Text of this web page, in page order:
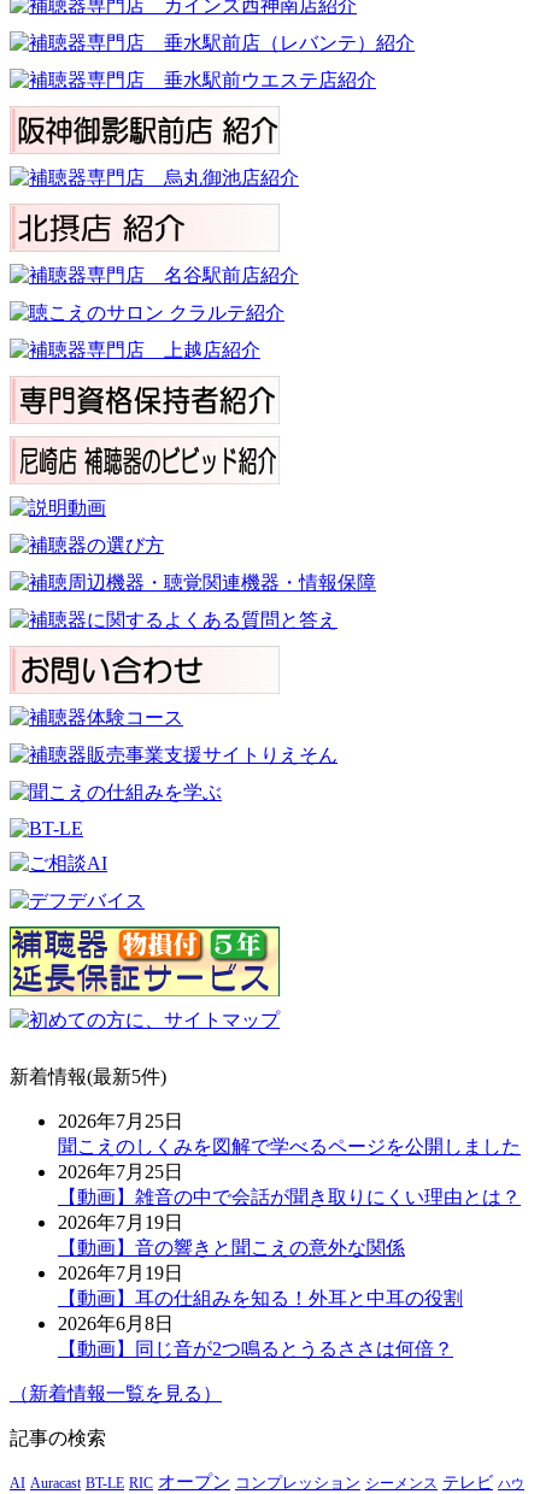
新着情報(最新5件)
2026年7月25日
聞こえのしくみを図解で学べるページを公開しました
2026年7月25日
【動画】雑音の中で会話が聞き取りにくい理由とは？
2026年7月19日
【動画】音の響きと聞こえの意外な関係
2026年7月19日
【動画】耳の仕組みを知る！外耳と中耳の役割
2026年6月8日
【動画】同じ音が2つ鳴るとうるささは何倍？
（新着情報一覧を見る）
記事の検索
AI Auracast BT-LE RIC オープン コンプレッション シーメンス テレビ ハウ